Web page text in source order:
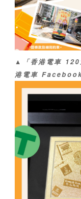
▲「香港電車 120
港電車 Facebook